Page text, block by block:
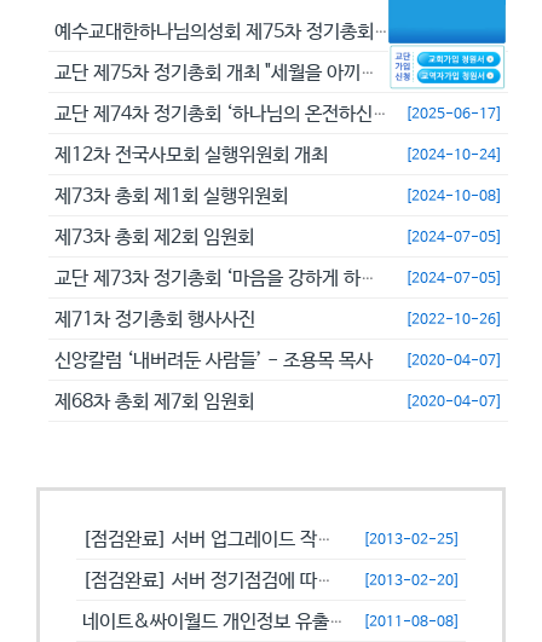
예수교대한하나님의성회 제75차 정기총회에서 정동수 목사를 이단으로 결의... [2026-05-29]
교단 제75차 정기총회 개최 "세월을 아끼라 때가 악하니라"(엡 5:16... [2026-05-23]
교단 제74차 정기총회 ‘하나님의 온전하신 뜻을 분별하자’ [2025-06-17]
제12차 전국사모회 실행위원회 개최 [2024-10-24]
제73차 총회 제1회 실행위원회 [2024-10-08]
제73차 총회 제2회 임원회 [2024-07-05]
교단 제73차 정기총회 ‘마음을 강하게 하고 극히 담대히 하라’ [2024-07-05]
제71차 정기총회 행사사진 [2022-10-26]
신앙칼럼 ‘내버려둔 사람들’ - 조용목 목사 [2020-04-07]
제68차 총회 제7회 임원회 [2020-04-07]
[점검완료] 서버 업그레이드 작업으로 일시적으로 사용이 불안정할수 있습니... [2013-02-25]
[점검완료] 서버 정기점검에 따른 이용 제한 안내 [2013-02-20]
네이트&싸이월드 개인정보 유출에 따른 비밀번호 변경 캠페인! [2011-08-08]